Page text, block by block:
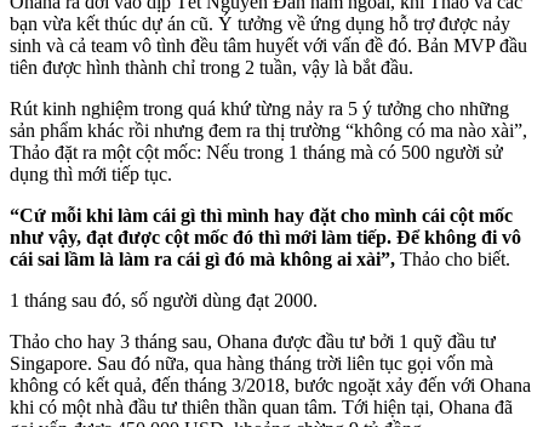
bạn vừa kết thúc dự án cũ. Ý tưởng về ứng dụng hỗ trợ được nảy
sinh và cả team vô tình đều tâm huyết với vấn đề đó. Bản MVP đầu
tiên được hình thành chỉ trong 2 tuần, vậy là bắt đầu.
Rút kinh nghiệm trong quá khứ từng nảy ra 5 ý tưởng cho những
sản phẩm khác rồi nhưng đem ra thị trường “không có ma nào xài”,
Thảo đặt ra một cột mốc: Nếu trong 1 tháng mà có 500 người sử
dụng thì mới tiếp tục.
“Cứ mỗi khi làm cái gì thì mình hay đặt cho mình cái cột mốc
như vậy, đạt được cột mốc đó thì mới làm tiếp. Để không đi vô
cái sai lầm là làm ra cái gì đó mà không ai xài”, Thảo cho biết.
1 tháng sau đó, số người dùng đạt 2000.
Thảo cho hay 3 tháng sau, Ohana được đầu tư bởi 1 quỹ đầu tư
Singapore. Sau đó nữa, qua hàng tháng trời liên tục gọi vốn mà
không có kết quả, đến tháng 3/2018, bước ngoặt xảy đến với Ohana
khi có một nhà đầu tư thiên thần quan tâm. Tới hiện tại, Ohana đã